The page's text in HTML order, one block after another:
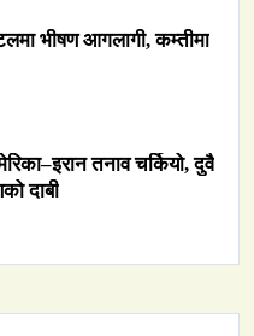
भीषण आगलागी, कम्तीमा
तनाव चर्कियो, दुवै
दाबी